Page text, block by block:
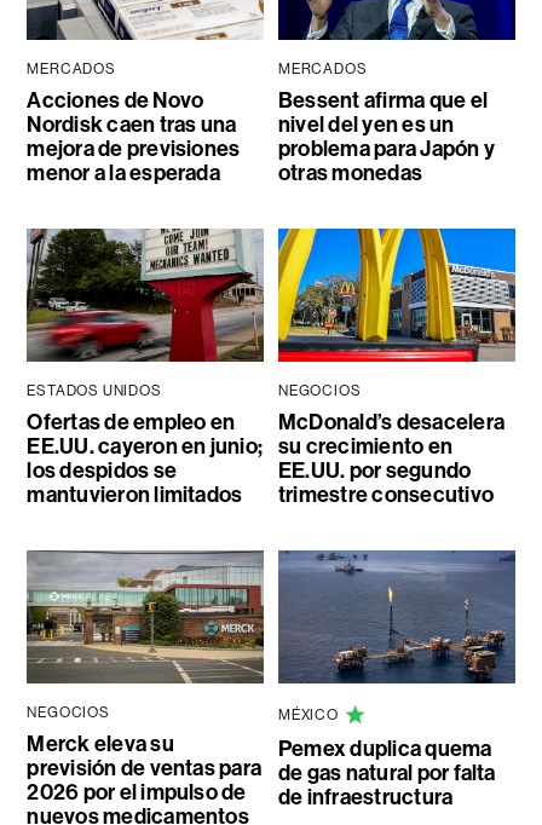
MERCADOS
Acciones de Novo
Nordisk caen tras una
mejora de previsiones
menor a la esperada
MERCADOS
Bessent afirma que el
nivel del yen es un
problema para Japón y
otras monedas
ESTADOS UNIDOS
Ofertas de empleo en
EE.UU. cayeron en junio;
los despidos se
mantuvieron limitados
NEGOCIOS
McDonald’s desacelera
su crecimiento en
EE.UU. por segundo
trimestre consecutivo
NEGOCIOS
Merck eleva su
previsión de ventas para
2026 por el impulso de
nuevos medicamentos
MÉXICO
Pemex duplica quema
de gas natural por falta
de infraestructura